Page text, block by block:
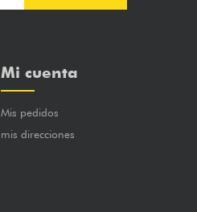
Mi cuenta
Mis pedidos
mis direcciones